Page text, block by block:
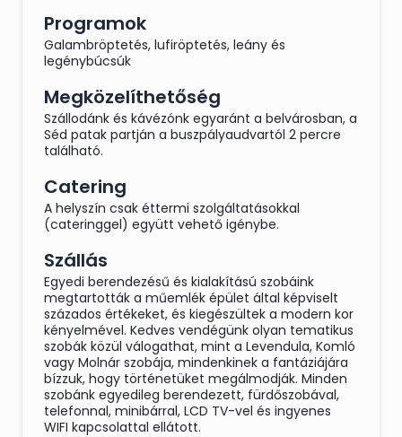
Programok
Galambröptetés, lufiröptetés, leány és
legénybúcsúk
Megközelíthetőség
Szállodánk és kávézónk egyaránt a belvárosban, a
Séd patak partján a buszpályaudvartól 2 percre
található.
Catering
A helyszín csak éttermi szolgáltatásokkal
(cateringgel) együtt vehető igénybe.
Szállás
Egyedi berendezésű és kialakítású szobáink
megtartották a műemlék épület által képviselt
százados értékeket, és kiegészültek a modern kor
kényelmével. Kedves vendégünk olyan tematikus
szobák közül válogathat, mint a Levendula, Komló
vagy Molnár szobája, mindenkinek a fantáziájára
bízzuk, hogy történetüket megálmodják. Minden
szobánk egyedileg berendezett, fürdőszobával,
telefonnal, minibárral, LCD TV-vel és ingyenes
WIFI kapcsolattal ellátott.